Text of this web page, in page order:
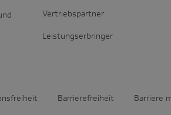
Vertriebspartner
Leistungserbringer
Barrierefreiheit Barriere